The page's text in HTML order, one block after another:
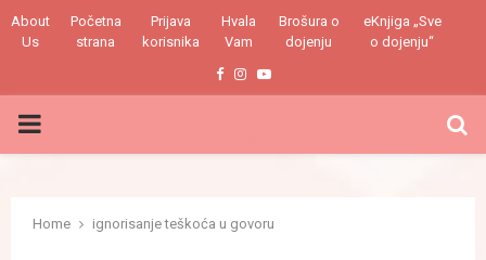
About
Us
Početna
strana
Prijava
korisnika
Hvala
Vam
Brošura o
dojenju
eKnjiga „Sve
o dojenju“
Facebook
Instagram
Youtube
PRIMARY
Home ignorisanje teškoća u govoru